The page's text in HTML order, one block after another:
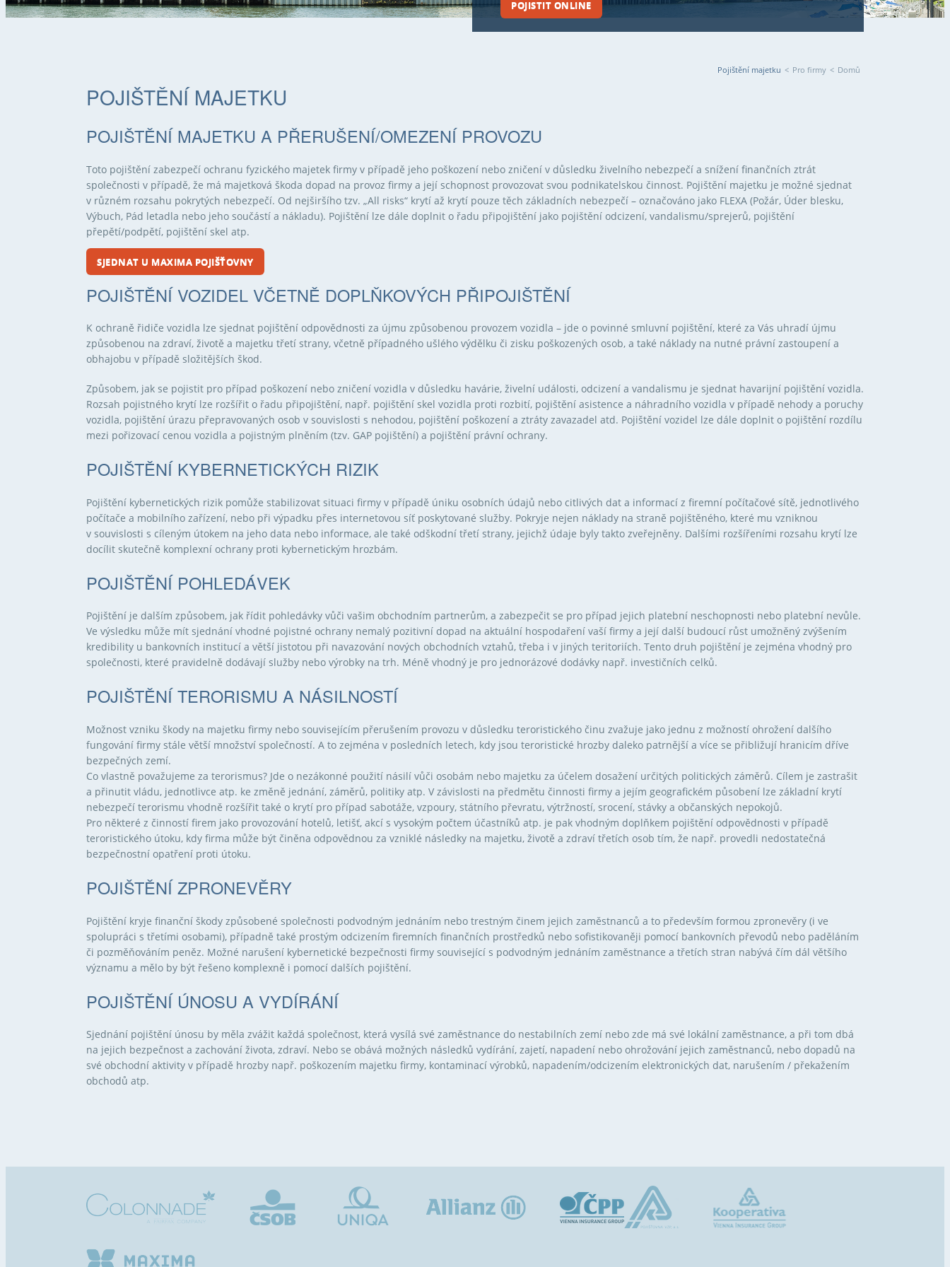
POJISTIT ONLINE
JSTE ZDE
Domů
<
Pro firmy
<
Pojištění majetku
POJIŠTĚNÍ MAJETKU
POJIŠTĚNÍ MAJETKU A PŘERUŠENÍ/OMEZENÍ PROVOZU
Toto pojištění zabezpečí ochranu fyzického majetek firmy v případě jeho poškození nebo zničení v důsledku živelního nebezpečí a snížení finančních ztrát
společnosti v případě, že má majetková škoda dopad na provoz firmy a její schopnost provozovat svou podnikatelskou činnost. Pojištění majetku je možné sjednat
v různém rozsahu pokrytých nebezpečí. Od nejširšího tzv. „All risks“ krytí až krytí pouze těch základních nebezpečí – označováno jako FLEXA (Požár, Úder blesku,
Výbuch, Pád letadla nebo jeho součástí a nákladu). Pojištění lze dále doplnit o řadu připojištění jako pojištění odcizení, vandalismu/sprejerů, pojištění
přepětí/podpětí, pojištění skel atp.
SJEDNAT U MAXIMA POJIŠŤOVNY
POJIŠTĚNÍ VOZIDEL VČETNĚ DOPLŇKOVÝCH PŘIPOJIŠTĚNÍ
K ochraně řidiče vozidla lze sjednat pojištění odpovědnosti za újmu způsobenou provozem vozidla – jde o povinné smluvní pojištění, které za Vás uhradí újmu
způsobenou na zdraví, životě a majetku třetí strany, včetně případného ušlého výdělku či zisku poškozených osob, a také náklady na nutné právní zastoupení a
obhajobu v případě složitějších škod.
Způsobem, jak se pojistit pro případ poškození nebo zničení vozidla v důsledku havárie, živelní události, odcizení a vandalismu je sjednat havarijní pojištění vozidla.
Rozsah pojistného krytí lze rozšířit o řadu připojištění, např. pojištění skel vozidla proti rozbití, pojištění asistence a náhradního vozidla v případě nehody a poruchy
vozidla, pojištění úrazu přepravovaných osob v souvislosti s nehodou, pojištění poškození a ztráty zavazadel atd. Pojištění vozidel lze dále doplnit o pojištění rozdílu
mezi pořizovací cenou vozidla a pojistným plněním (tzv. GAP pojištění) a pojištění právní ochrany.
POJIŠTĚNÍ KYBERNETICKÝCH RIZIK
Pojištění kybernetických rizik pomůže stabilizovat situaci firmy v případě úniku osobních údajů nebo citlivých dat a informací z firemní počítačové sítě, jednotlivého
počítače a mobilního zařízení, nebo při výpadku přes internetovou síť poskytované služby. Pokryje nejen náklady na straně pojištěného, které mu vzniknou
v souvislosti s cíleným útokem na jeho data nebo informace, ale také odškodní třetí strany, jejichž údaje byly takto zveřejněny. Dalšími rozšířeními rozsahu krytí lze
docílit skutečně komplexní ochrany proti kybernetickým hrozbám.
POJIŠTĚNÍ POHLEDÁVEK
Pojištění je dalším způsobem, jak řídit pohledávky vůči vašim obchodním partnerům, a zabezpečit se pro případ jejich platební neschopnosti nebo platební nevůle.
Ve výsledku může mít sjednání vhodné pojistné ochrany nemalý pozitivní dopad na aktuální hospodaření vaší firmy a její další budoucí růst umožněný zvýšením
kredibility u bankovních institucí a větší jistotou při navazování nových obchodních vztahů, třeba i v jiných teritoriích. Tento druh pojištění je zejména vhodný pro
společnosti, které pravidelně dodávají služby nebo výrobky na trh. Méně vhodný je pro jednorázové dodávky např. investičních celků.
POJIŠTĚNÍ TERORISMU A NÁSILNOSTÍ
Možnost vzniku škody na majetku firmy nebo souvisejícím přerušením provozu v důsledku teroristického činu zvažuje jako jednu z možností ohrožení dalšího
fungování firmy stále větší množství společností. A to zejména v posledních letech, kdy jsou teroristické hrozby daleko patrnější a více se přibližují hranicím dříve
bezpečných zemí.
Co vlastně považujeme za terorismus? Jde o nezákonné použití násilí vůči osobám nebo majetku za účelem dosažení určitých politických záměrů. Cílem je zastrašit
a přinutit vládu, jednotlivce atp. ke změně jednání, záměrů, politiky atp. V závislosti na předmětu činnosti firmy a jejím geografickém působení lze základní krytí
nebezpečí terorismu vhodně rozšířit také o krytí pro případ sabotáže, vzpoury, státního převratu, výtržností, srocení, stávky a občanských nepokojů.
Pro některé z činností firem jako provozování hotelů, letišť, akcí s vysokým počtem účastníků atp. je pak vhodným doplňkem pojištění odpovědnosti v případě
teroristického útoku, kdy firma může být činěna odpovědnou za vzniklé následky na majetku, životě a zdraví třetích osob tím, že např. provedli nedostatečná
bezpečnostní opatření proti útoku.
POJIŠTĚNÍ ZPRONEVĚRY
Pojištění kryje finanční škody způsobené společnosti podvodným jednáním nebo trestným činem jejich zaměstnanců a to především formou zpronevěry (i ve
spolupráci s třetími osobami), případně také prostým odcizením firemních finančních prostředků nebo sofistikovaněji pomocí bankovních převodů nebo paděláním
či pozměňováním peněz. Možné narušení kybernetické bezpečnosti firmy související s podvodným jednáním zaměstnance a třetích stran nabývá čím dál většího
významu a mělo by být řešeno komplexně i pomocí dalších pojištění.
POJIŠTĚNÍ ÚNOSU A VYDÍRÁNÍ
Sjednání pojištění únosu by měla zvážit každá společnost, která vysílá své zaměstnance do nestabilních zemí nebo zde má své lokální zaměstnance, a při tom dbá
na jejich bezpečnost a zachování života, zdraví. Nebo se obává možných následků vydírání, zajetí, napadení nebo ohrožování jejich zaměstnanců, nebo dopadů na
své obchodní aktivity v případě hrozby např. poškozením majetku firmy, kontaminací výrobků, napadením/odcizením elektronických dat, narušením / překažením
obchodů atp.